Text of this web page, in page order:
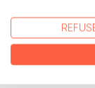
apprentissage,
étapes de notre
« Inception » -